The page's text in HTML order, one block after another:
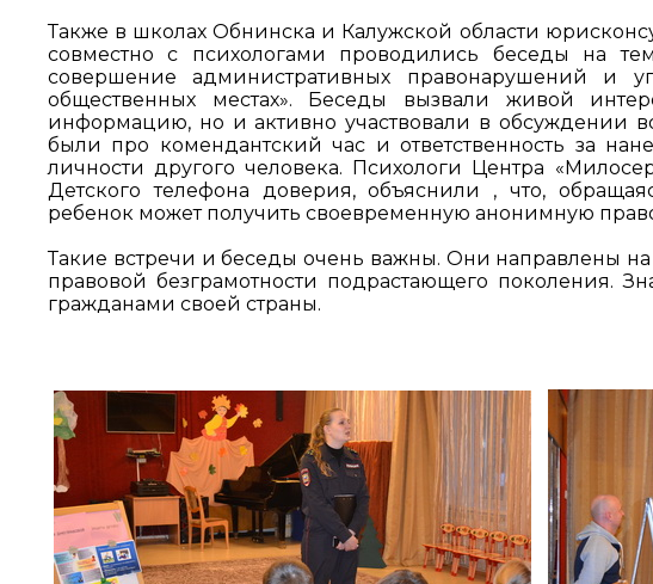
Также в школах Обнинска и Калужской области
совместно с психологами проводились беседы на
совершение административных правонарушений и
общественных местах». Беседы вызвали живой
информацию, но и активно участвовали в обсуждении
были про комендантский час и ответственность за
личности другого человека. Психологи Центра
Детского телефона доверия, объяснили , что,
ребенок может получить своевременную анонимную
Такие встречи и беседы очень важны. Они направлены
правовой безграмотности подрастающего поколения.
гражданами своей страны.